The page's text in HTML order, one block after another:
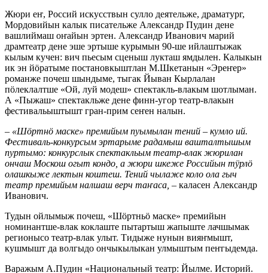
Жюри еҥ, Россий искусствын сулло деятельже, драматург,
Мордовийын калык писательже Александр Пудин дене
вашлиймаш оҥайын эртен. Александр Иванович марий
драмтеатр дене эше эртыше курымын 90-ше ийлаштыжак
кылым кучен: вич пьесым сценыш лукташ ямдылен. Калыкын
ик эн йӧратыме постановкыштлан М.Шкетанын «Эреҥер»
романже почеш шындыме, тыгак Йыван Кырлалан
пӧлеклалтше «Ой, луй модеш» спектакль-влакым шотлыман.
А «Пыжаш» спектакльже дене финн-угор театр-влакын
фестивальыштышт гран-прим сеҥен налын.
– «Шӧртнӧ маске» премийым пуымылан тений – кумло ий.
Фестиваль-конкурсым эртарыме радамыш вашталтышым
пуртымо: конкурслык спектакльым театр-влак жюрилан
ончаш Москош огыт кондо, а жюри шкеже Российын тӱрлӧ
олашкыже лектын коштеш. Тений чылаже коло ола гыч
театр премийым налшаш верч таҥаса, – каласен Александр
Иванович.
Тудын ойлымыж почеш, «Шӧртньӧ маске» премийын
номинантше-влак коклаште пытартыш жапыште лачшымак
регионысо театр-влак улыт. Тидыже нунын вияҥмышт,
кушмышт да волгыдо ончыкылыкан улмыштым пеҥгыдемда.
Варажым А.Пудин «Национальный театр: Йылме. Историй.